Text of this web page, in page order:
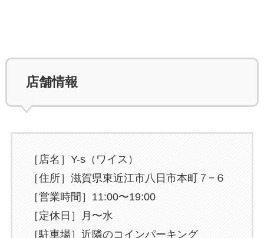
店舗情報
［店名］Y-s（ワイス）
［住所］滋賀県東近江市八日市本町７−６
［営業時間］11:00〜19:00
［定休日］月〜水
［駐車場］近隣のコインパーキング